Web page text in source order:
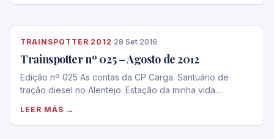
TRAINSPOTTER 2012 ·28 Set 2016
Trainspotter nº 025 – Agosto de 2012
Edição nº 025 As contas da CP Carga. Santuário de
tração diesel no Alentejo. Estação da minha vida…
LEER MÁS →